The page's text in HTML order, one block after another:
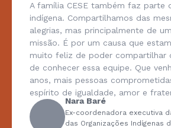
A família CESE também faz parte
indígena. Compartilhamos das
alegrias, mas principalmente de
missão. É por um causa que
muito feliz de poder compartilhar
de conhecer essa equipe. Que
anos, mais pessoas
espírito de igualdade, amor e
Nara Baré
Ex-coordenadora executiva
das Organizações Indígenas